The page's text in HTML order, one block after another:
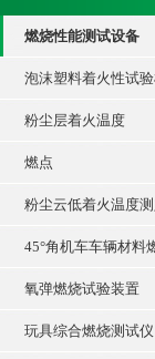
燃烧性能测试设备
泡沫塑料着火性试
粉尘层着火温度
燃点
粉尘云低着火温度
45°角机车车辆材料
氧弹燃烧试验装置
玩具综合燃烧测试仪